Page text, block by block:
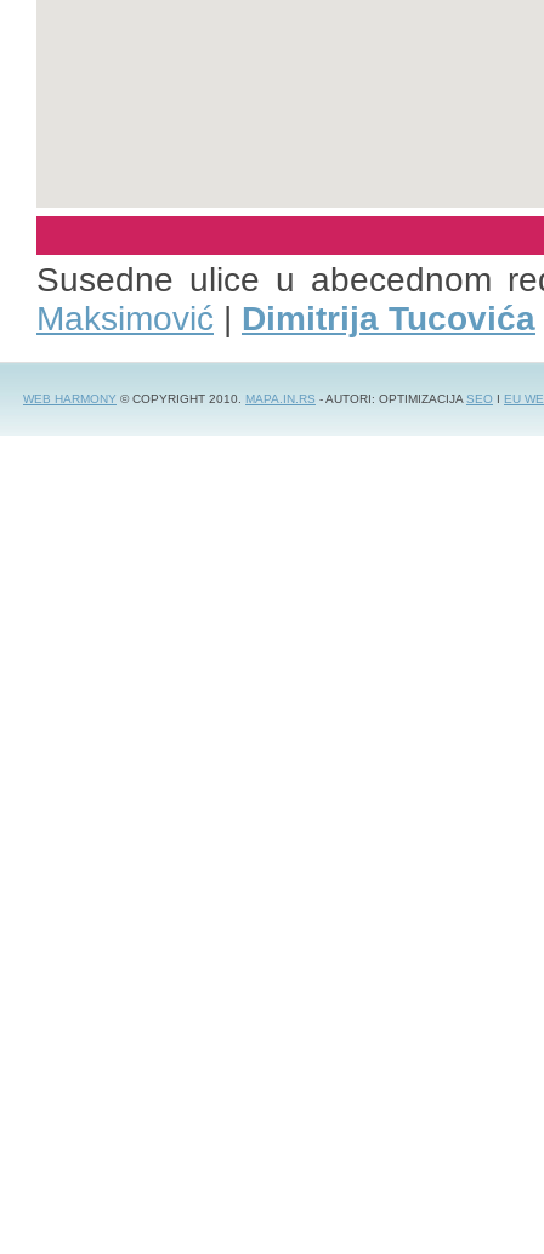
Susedne ulice u abecednom
Maksimović | Dimitrija Tucovića
WEB HARMONY © COPYRIGHT 2010. MAPA.IN.RS - AUTORI: OPTIMIZACIJASEO I EU